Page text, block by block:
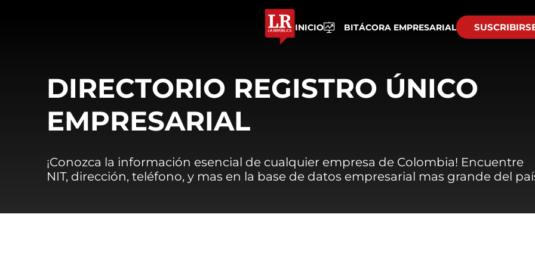
INICIO BITÁCORA EMPRESARIAL
DIRECTORIO REGISTRO ÚNICO
EMPRESARIAL
¡Conozca la información esencial de cualquier empresa de Colombia! Encuentre
NIT, dirección, teléfono, y mas en la base de datos empresarial mas grande del